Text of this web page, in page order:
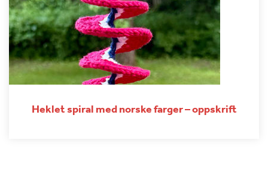
Heklet spiral med norske farger – oppskrift